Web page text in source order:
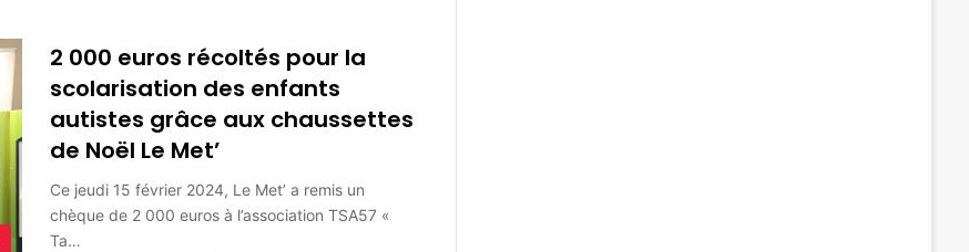
2 000 euros récoltés pour la
scolarisation des enfants
autistes grâce aux chaussettes
de Noël Le Met’
Ce jeudi 15 février 2024, Le Met’ a remis un
chèque de 2 000 euros à l’association TSA57 «
Ta…